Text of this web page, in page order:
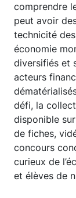
comprendre
peut avoir
technicité
économie
diversifiés et
acteurs
défi, la
disponible
de fiches,
concours
curieux de
et élèves de